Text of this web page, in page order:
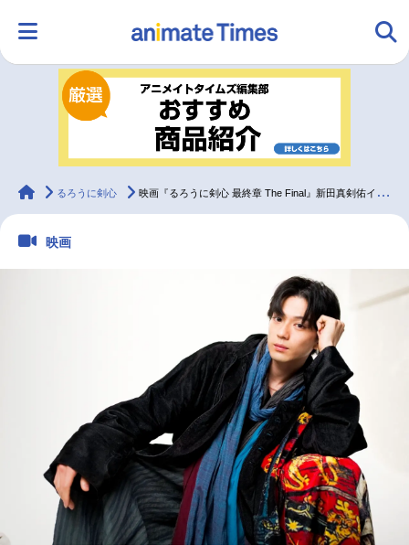
ランキング アニメ
ラジオ みんなの声
トレンド 無料マンガ
声優記事一覧
アニメ映画一覧 実写化映画一覧
今期アニメ曜日別一覧
春アニメ 夏アニメ
animateTimes
るろうに剣心 映画『るろうに剣心 最終章 The Final』新田真剣佑インタビュー
映画